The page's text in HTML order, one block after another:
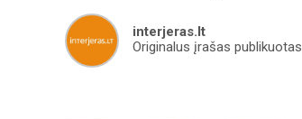
interjeras.lt
Originalus įrašas